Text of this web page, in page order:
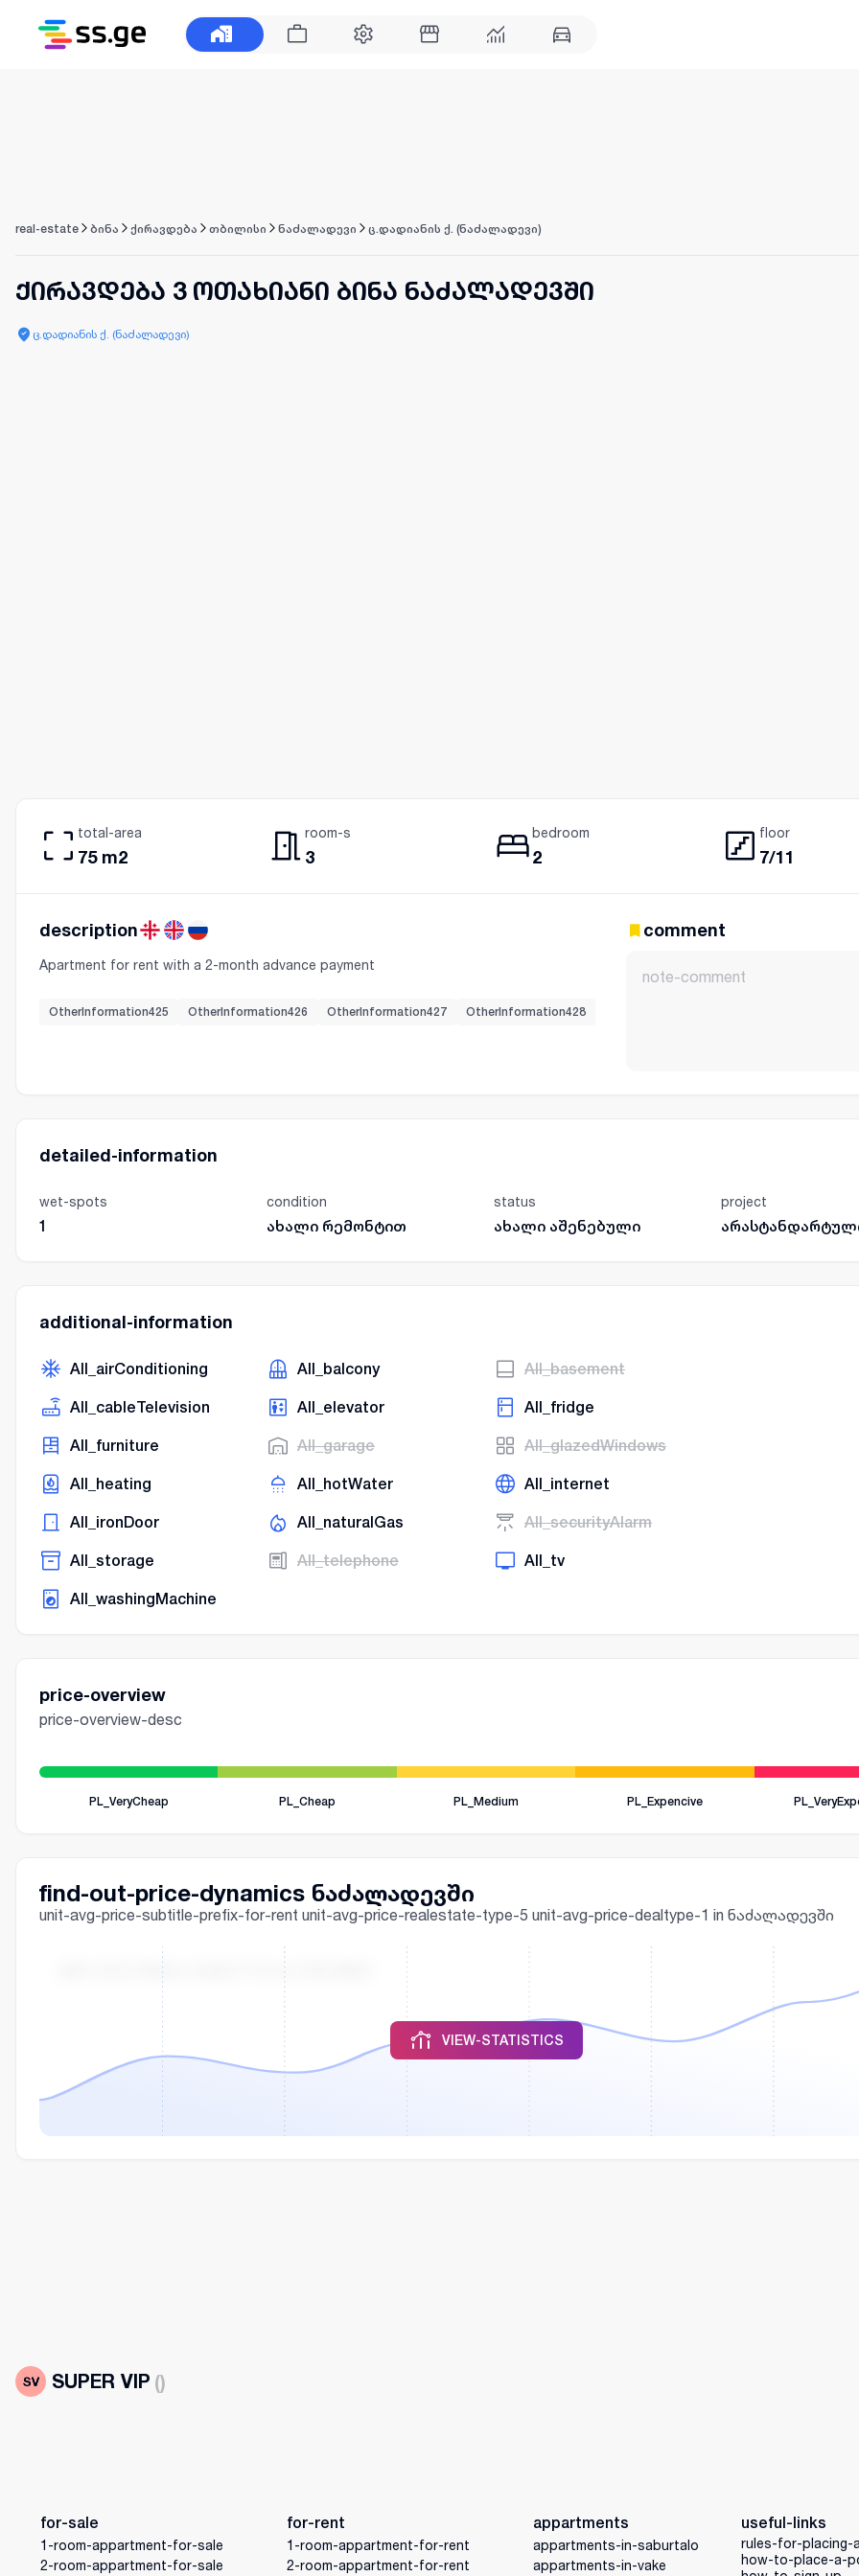
real-estate ბინა ქირავდება თბილისი ნაძალადევი ც.დადიანის ქ. (ნაძალადევი)
ქირავდება 3 ოთახიანი ბინა ნაძალადევში
ც.დადიანის ქ. (ნაძალადევი)
total-area
75 m2
room-s
3
bedroom
2
floor
7/11
description
Apartment for rent with a 2-month advance payment
OtherInformation425 OtherInformation426 OtherInformation427 OtherInformation428
comment
detailed-information
wet-spots
1
condition
ახალი რემონტით
status
ახალი აშენებული
project
additional-information
AII_airConditioning AII_balcony AII_basement
AII_cableTelevision AII_elevator AII_fridge
AII_furniture AII_garage AII_glazedWindows
AII_heating AII_hotWater AII_internet
AII_ironDoor AII_naturalGas AII_securityAlarm
AII_storage AII_telephone AII_tv
AII_washingMachine
price-overview
price-overview-desc
PL_VeryCheap PL_Cheap PL_Medium PL_Expencive
find-out-price-dynamics ნაძალადევში
unit-avg-price-subtitle-prefix-for-rent unit-avg-price-realestate-type-5 unit-avg-price-dealtype-1 in ნაძალადევში
UNIT-AVG-PRICE-CHART-TITLE-FOR-RENT
VIEW-STATISTICS
SUPER VIP ()
for-sale
1-room-appartment-for-sale
2-room-appartment-for-sale
for-rent
1-room-appartment-for-rent
2-room-appartment-for-rent
appartments
appartments-in-saburtalo
appartments-in-vake
useful-links
rules-for-placing-
how-to-place-a-